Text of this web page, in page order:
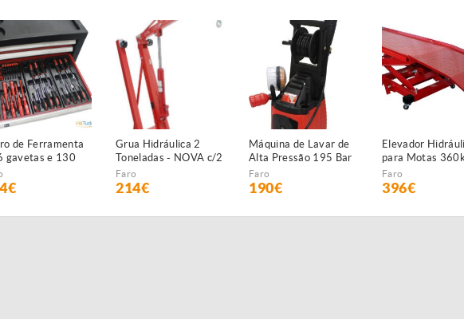
de Ferramenta
gavetas e 130
- NOVO -
Grua Hidráulica 2
Toneladas - NOVA c/2
anos garantia
Faro
214€
Máquina de Lavar de
Alta Pressão 195 Bar
- NOVA - c/2 anos
GARANTIA
Faro
190€
Elevador
para Motas
Faro
396€